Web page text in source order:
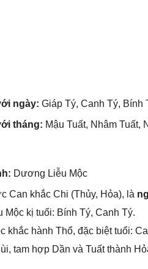
ngày: Giáp Tý, Canh Tý, Bính
tháng: Mậu Tuất, Nhâm Tuất,
Dươnɡ Liễu Mộc
Can khắc Chi (Thủy, Hỏa), là
Mộc kị tuổi: Bính Tý, Canh Tý.
khắc hành Thổ, đặc biệt tuổi:
tam hợp Dần và Tuất thành